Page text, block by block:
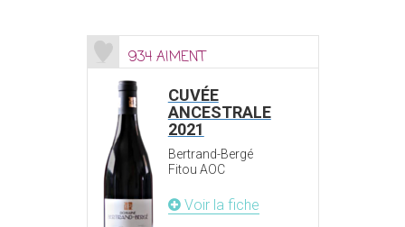
934 AIMENT
CUVÉE
ANCESTRALE
2021
Bertrand-Bergé
Fitou AOC
Voir la fiche